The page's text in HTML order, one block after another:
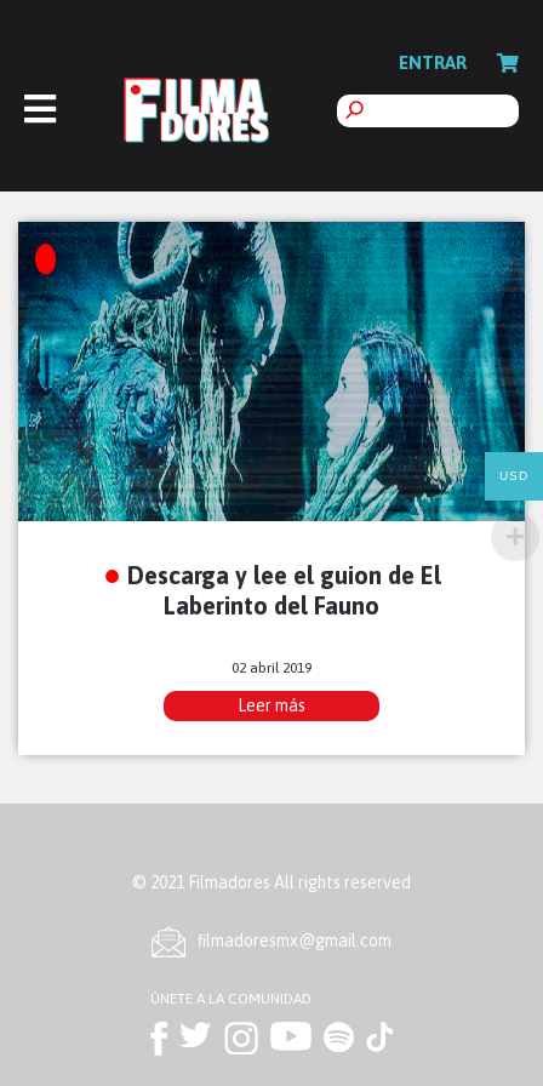
ENTRAR
Descarga y lee el guion de El
Laberinto del Fauno
02 abril 2019
Leer más
© 2021 Filmadores All rights reserved
ﬁlmadoresmx@gmail.com
ÚNETE A LA COMUNIDAD
USD